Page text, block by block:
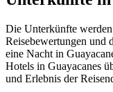
Die Unterkünfte
Reisebewertungen und
eine Nacht in
Hotels in Guayacanes
und Erlebnis der